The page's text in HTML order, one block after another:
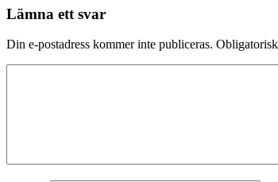
Lämna ett svar
Din e-postadress kommer inte publiceras.